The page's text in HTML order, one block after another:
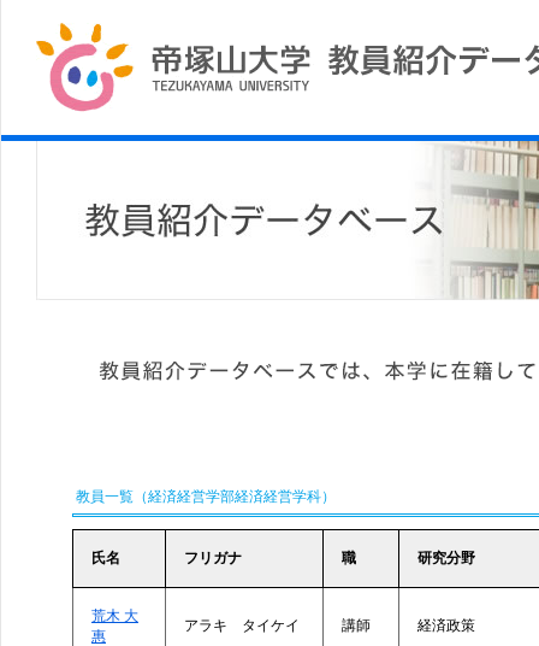
教員一覧（経済経営学部経済経営学科）
氏名 フリガナ 職 研究分野
荒木 大
惠
アラキ タイケイ 講師 経済政策